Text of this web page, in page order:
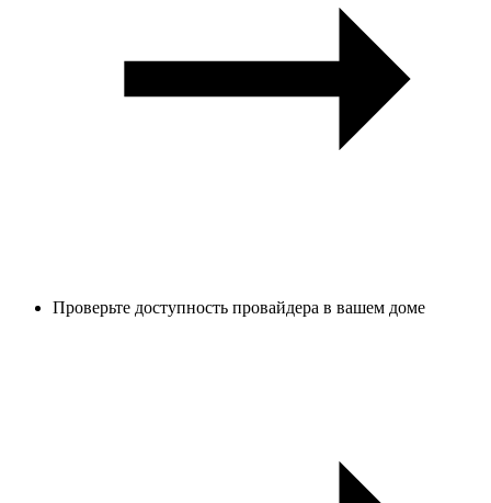
Проверьте доступность провайдера в вашем доме